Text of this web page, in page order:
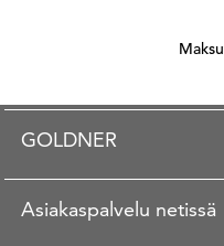
GOLDNER
Asiakaspalvelu netissä